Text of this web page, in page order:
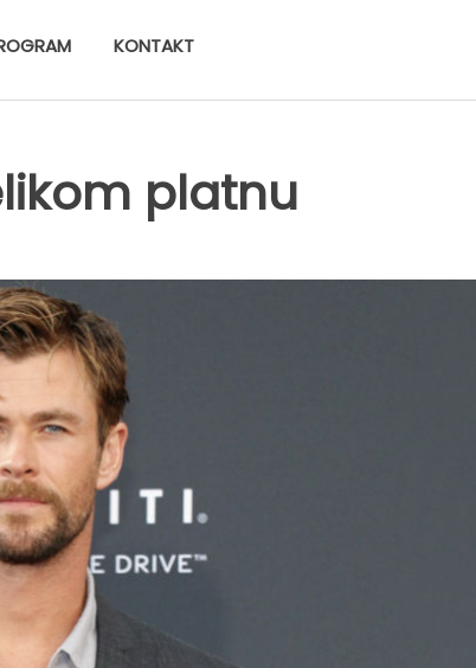
KONTAKT
platnu